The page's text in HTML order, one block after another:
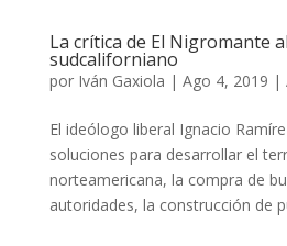
La crítica de El Nigromante
sudcaliforniano
por Iván Gaxiola | Ago 4, 2019 |
El ideólogo liberal Ignacio
soluciones para desarrollar el
norteamericana, la compra de
autoridades, la construcción de